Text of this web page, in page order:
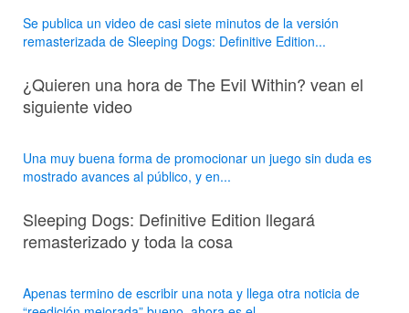
Se publica un video de casi siete minutos de la versión
remasterizada de Sleeping Dogs: Definitive Edition...
¿Quieren una hora de The Evil Within? vean el
siguiente video
Una muy buena forma de promocionar un juego sin duda es
mostrado avances al público, y en...
Sleeping Dogs: Definitive Edition llegará
remasterizado y toda la cosa
Apenas termino de escribir una nota y llega otra noticia de